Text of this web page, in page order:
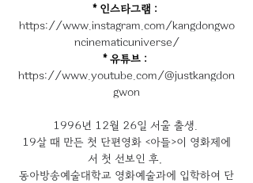
* 인스타그램 :
https://www.instagram.com/kangdongwo
ncinematicuniverse/
* 유튜브 :
https://www.youtube.com/@justkangdon
gwon
1996년 12월 26일 서울 출생.
19살 때 만든 첫 단편영화 <아들>이 영화제에
서 첫 선보인 후,
동아방송예술대학교 영화예술과에 입학하여 단